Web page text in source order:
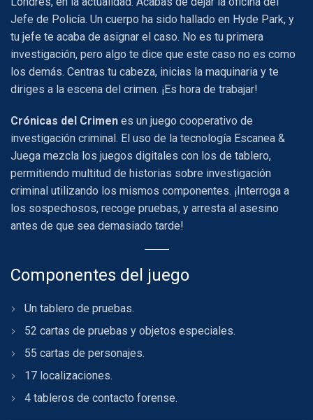
Jefe de Policía. Un cuerpo ha sido hallado en Hyde Park, y
tu jefe te acaba de asignar el caso. No es tu primera
investigación, pero algo te dice que este caso no es como
los demás. Centras tu cabeza, inicias la maquinaria y te
diriges a la escena del crimen. ¡Es hora de trabajar!
Crónicas del Crimen es un juego cooperativo de
investigación criminal. El uso de la tecnología Escanea &
Juega mezcla los juegos digitales con los de tablero,
permitiendo multitud de historias sobre investigación
criminal utilizando los mismos componentes. ¡Interroga a
los sospechosos, recoge pruebas, y arresta al asesino
antes de que sea demasiado tarde!
Componentes del juego
Un tablero de pruebas.
52 cartas de pruebas y objetos especiales.
55 cartas de personajes.
17 localizaciones.
4 tableros de contacto forense.